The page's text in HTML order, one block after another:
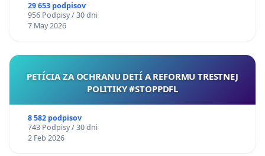
29 653 podpisov
956 Podpisy / 30 dni
7 May 2026
PETÍCIA ZA OCHRANU DETÍ A REFORMU TRESTNEJ
POLITIKY #STOPPDFL
8 582 podpisov
743 Podpisy / 30 dni
2 Feb 2026